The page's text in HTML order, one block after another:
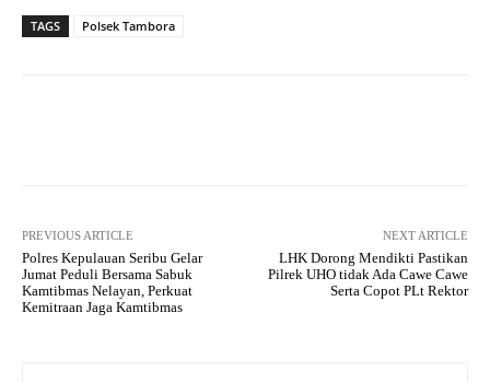
ts gr
TAGS Polsek Tambora
PREVIOUS ARTICLE
Polres Kepulauan Seribu Gelar
Jumat Peduli Bersama Sabuk
Kamtibmas Nelayan, Perkuat
Kemitraan Jaga Kamtibmas
NEXT ARTICLE
LHK Dorong Mendikti Pastikan
Pilrek UHO tidak Ada Cawe Cawe
Serta Copot PLt Rektor